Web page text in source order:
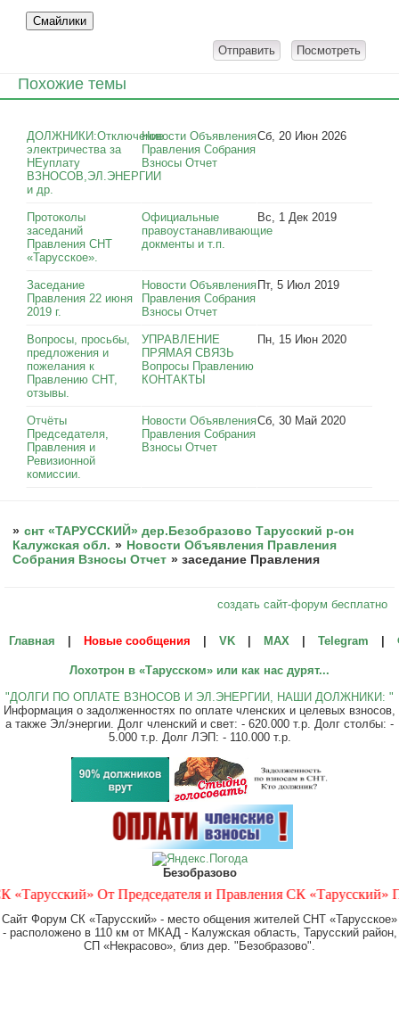
Похожие темы
ДОЛЖНИКИ:Отключение
электричества за
НЕуплату
ВЗНОСОВ,ЭЛ.ЭНЕРГИИ
и др.
Новости Объявления
Правления Собрания
Взносы Отчет
Сб, 20 Июн 2026
Протоколы
заседаний
Правления СНТ
«Тарусское».
Официальные
правоустанавливающие
докменты и т.п.
Вс, 1 Дек 2019
Заседание
Правления 22 июня
2019 г.
Новости Объявления
Правления Собрания
Взносы Отчет
Пт, 5 Июл 2019
Вопросы, просьбы,
предложения и
пожелания к
Правлению СНТ,
отзывы.
УПРАВЛЕНИЕ
ПРЯМАЯ СВЯЗЬ
Вопросы Правлению
КОНТАКТЫ
Пн, 15 Июн 2020
Отчёты
Председателя,
Правления и
Ревизионной
комиссии.
Новости Объявления
Правления Собрания
Взносы Отчет
Сб, 30 Май 2020
» снт «ТАРУССКИЙ» дер.Безобразово Тарусский р-он
Калужская обл. » Новости Объявления Правления
Собрания Взносы Отчет »заседание Правления
создать сайт-форум бесплатно
Главная Новые сообщения VK МАХ Telegram
Лохотрон в «Тарусском» или как нас дурят...
"ДОЛГИ ПО ОПЛАТЕ ВЗНОСОВ И ЭЛ.ЭНЕРГИИ, НАШИ ДОЛЖНИКИ: "
Информация о задолженностях по оплате членских и целевых взносов,
а также Эл/энергии. Долг членский и свет: - 620.000 т.р. Долг столбы: -
5.000 т.р. Долг ЛЭП: - 110.000 т.р.
Безобразово
От Председателя и Правления СК «Тарусский»
Сайт Форум СК «Тарусский» - место общения жителей СНТ «Тарусское»
- расположено в 110 км от МКАД - Калужская область, Тарусский район,
СП «Некрасово», близ дер. "Безобразово".